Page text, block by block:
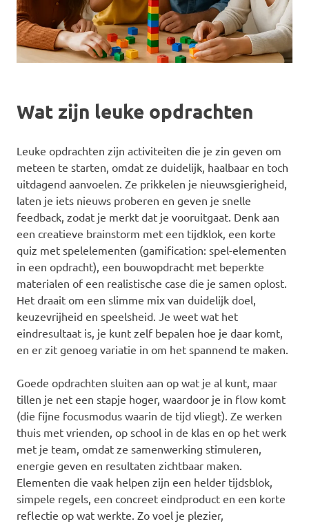
Wat zijn leuke opdrachten
Leuke opdrachten zijn activiteiten die je zin geven om
meteen te starten, omdat ze duidelijk, haalbaar en toch
uitdagend aanvoelen. Ze prikkelen je nieuwsgierigheid,
laten je iets nieuws proberen en geven je snelle
feedback, zodat je merkt dat je vooruitgaat. Denk aan
een creatieve brainstorm met een tijdklok, een korte
quiz met spelelementen (gamification: spel-elementen
in een opdracht), een bouwopdracht met beperkte
materialen of een realistische case die je samen oplost.
Het draait om een slimme mix van duidelijk doel,
keuzevrijheid en speelsheid. Je weet wat het
eindresultaat is, je kunt zelf bepalen hoe je daar komt,
en er zit genoeg variatie in om het spannend te maken.
Goede opdrachten sluiten aan op wat je al kunt, maar
tillen je net een stapje hoger, waardoor je in flow komt
(die fijne focusmodus waarin de tijd vliegt). Ze werken
thuis met vrienden, op school in de klas en op het werk
met je team, omdat ze samenwerking stimuleren,
energie geven en resultaten zichtbaar maken.
Elementen die vaak helpen zijn een helder tijdsblok,
simpele regels, een concreet eindproduct en een korte
reflectie op wat werkte. Zo voel je plezier,